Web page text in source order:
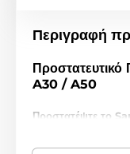
Περιγραφή
A30 / A50
Προστατέψτε το